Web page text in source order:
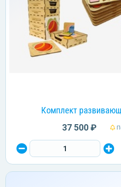
Комплект
37 500 ₽